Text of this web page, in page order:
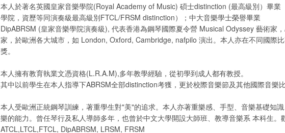
本人於著名英國皇家音樂學院(Royal Academy of Music) 碩士distinction (最高級別）畢業
學院，資歷等同演奏級最高級別FTCL/FRSM distinction）；中大音樂學士榮譽畢業
DipABRSM (皇家音樂學院演奏級), 代表香港為鋼琴國際夏令營 Musical Odyssey 藝術家
家，於歐洲各大城市，如 London, Oxford, Cambridge, nafpilo 演出。本人亦在不同國際
獎。
本人擁有教育執業文憑資格(L.R.A.M),多年教學經驗，從初學到成人都有教授。
其中以前學生在本人指導下ABRSM全部distinction考獲，更於校際音樂節及其他國際音樂比
本人受歐洲正統鋼琴訓練，著重學生對"美"的追求。本人亦著重樂感、手型、音樂基礎知
樂的能力。曾任琴行及私人導師多年，也曾於中文大學開設大師班、教導音樂系 本科生。
ATCL,LTCL,FTCL, DipABRSM, LRSM, FRSM